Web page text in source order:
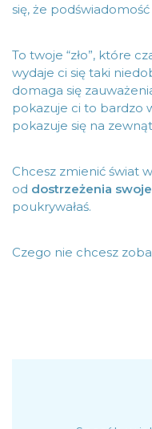
się, że podświadomość
To twoje “zło”, które
wydaje ci się taki
domaga się
pokazuje ci to bardzo
pokazuje się na
Chcesz zmienić świat
od dostrzeżenia
poukrywałaś.
Czego nie chcesz